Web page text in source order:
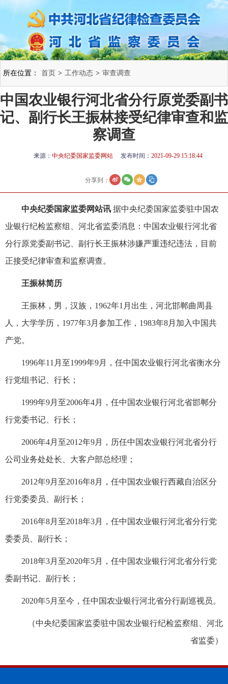
所在位置： 首页 > 工作动态 > 审查调查
中国农业银行河北省分行原党委副书
记、副行长王振林接受纪律审查和监
察调查
来源： 中央纪委国家监委网站 发布时间： 2021-09-29 15:18:44
分享到：
中央纪委国家监委网站讯 据中央纪委国家监委驻中国农
业银行纪检监察组、河北省监委消息：中国农业银行河北省
分行原党委副书记、副行长王振林涉嫌严重违纪违法，目前
正接受纪律审查和监察调查。
王振林简历
王振林，男，汉族，1962年1月出生，河北邯郸曲周县
人，大学学历，1977年3月参加工作，1983年8月加入中国共
产党。
1996年11月至1999年9月，任中国农业银行河北省衡水分
行党组书记、行长；
1999年9月至2006年4月，任中国农业银行河北省邯郸分
行党委书记、行长；
2006年4月至2012年9月，历任中国农业银行河北省分行
公司业务处处长、大客户部总经理；
2012年9月至2016年8月，任中国农业银行西藏自治区分
行党委委员、副行长；
2016年8月至2018年3月，任中国农业银行河北省分行党
委委员、副行长；
2018年3月至2020年5月，任中国农业银行河北省分行党
委副书记、副行长；
2020年5月至今，任中国农业银行河北省分行副巡视员。
（中央纪委国家监委驻中国农业银行纪检监察组、河北
省监委）